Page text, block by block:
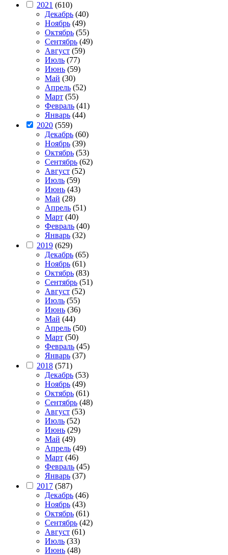
2021 (610)
Декабрь (40)
Ноябрь (49)
Октябрь (55)
Сентябрь (49)
Август (59)
Июль (77)
Июнь (59)
Май (30)
Апрель (52)
Март (55)
Февраль (41)
Январь (44)
2020 (559)
Декабрь (60)
Ноябрь (39)
Октябрь (53)
Сентябрь (62)
Август (52)
Июль (59)
Июнь (43)
Май (28)
Апрель (51)
Март (40)
Февраль (40)
Январь (32)
2019 (629)
Декабрь (65)
Ноябрь (61)
Октябрь (83)
Сентябрь (51)
Август (52)
Июль (55)
Июнь (36)
Май (44)
Апрель (50)
Март (50)
Февраль (45)
Январь (37)
2018 (571)
Декабрь (53)
Ноябрь (49)
Октябрь (61)
Сентябрь (48)
Август (53)
Июль (52)
Июнь (29)
Май (49)
Апрель (49)
Март (46)
Февраль (45)
Январь (37)
2017 (587)
Декабрь (46)
Ноябрь (43)
Октябрь (61)
Сентябрь (42)
Август (61)
Июль (33)
Июнь (48)